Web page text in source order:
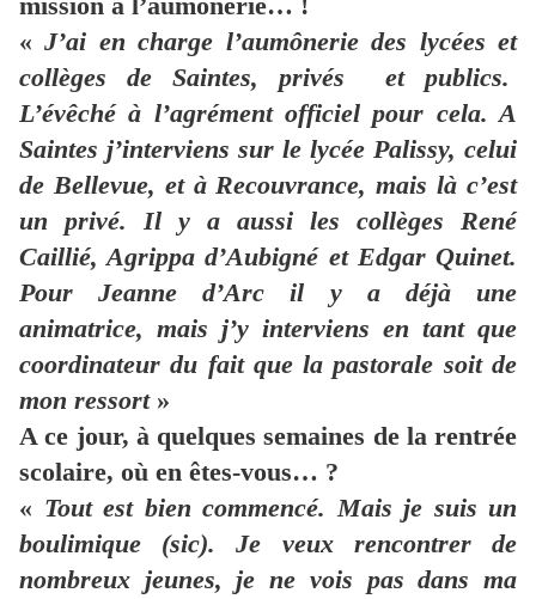
«J’ai en charge l’aumônerie des lycées et
collèges de Saintes, privés et publics.
L’évêché à l’agrément officiel pour cela. A
Saintes j’interviens sur le lycée Palissy, celui
de Bellevue, et à Recouvrance, mais là c’est
un privé. Il y a aussi les collèges René
Caillié, Agrippa d’Aubigné et Edgar Quinet.
Pour Jeanne d’Arc il y a déjà une
animatrice, mais j’y interviens en tant que
coordinateur du fait que la pastorale soit de
mon ressort »
A ce jour, à quelques semaines de la rentrée
scolaire, où en êtes-vous… ?
« Tout est bien commencé. Mais je suis un
boulimique (sic). Je veux rencontrer de
nombreux jeunes, je ne vois pas dans ma